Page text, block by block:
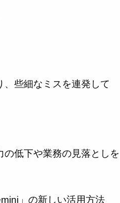
些細なミスを連発して
低下や業務の見落としを
」の新しい活用方法